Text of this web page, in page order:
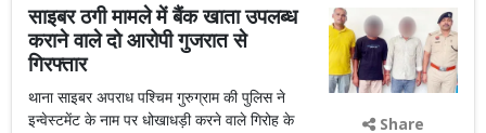
साइबर ठगी मामले में बैंक खाता उपलब्ध
कराने वाले दो आरोपी गुजरात से
गिरफ्तार
थाना साइबर अपराध पश्चिम गुरुग्राम की पुलिस ने
इन्वेस्टमेंट के नाम पर धोखाधड़ी करने वाले गिरोह के
Share